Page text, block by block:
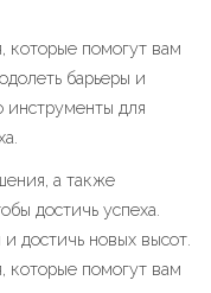
которые помогут вам
барьеры и
инструменты для
а также
достичь успеха.
достичь новых высот.
которые помогут вам